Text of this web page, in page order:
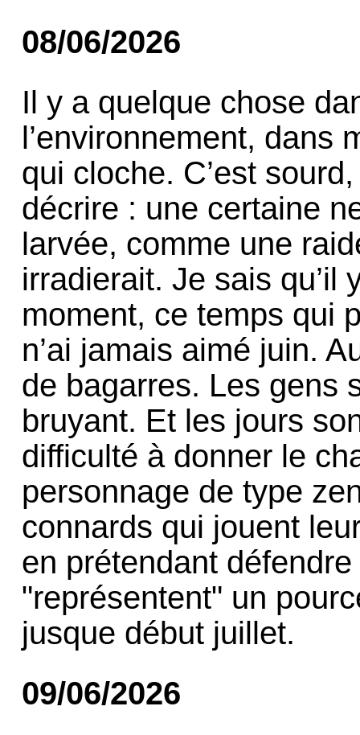
08/06/2026
Il y a quelque chose
l’environnement, dans
qui cloche. C’est
décrire : une certaine
larvée, comme une
irradierait. Je sais qu’il
moment, ce temps qui
n’ai jamais aimé juin.
de bagarres. Les gens
bruyant. Et les jours
difficulté à donner le
personnage de type
connards qui jouent
en prétendant
"représentent" un
jusque début juillet.
09/06/2026